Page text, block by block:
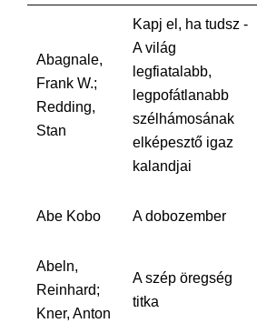
Abagnale,
Frank W.;
Redding,
Stan
Kapj el, ha tudsz -
A világ
legfiatalabb,
legpofátlanabb
szélhámosának
elképesztő igaz
kalandjai
Abe Kobo A dobozember
Abeln,
Reinhard;
Kner, Anton
A szép öregség
titka